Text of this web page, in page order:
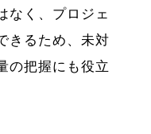
なく、プロジェ
きるため、未対
の把握にも役立